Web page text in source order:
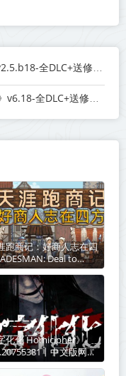
器【单机+联机】丨中文版网盘下载
荫.纳米星团初始存档【单机+联机】丨中文版网盘下载
跑商记：好商人志在四
Deal to
》Build.21003541丨中
盘下载
化化 Homicipher》
丨中文版网盘